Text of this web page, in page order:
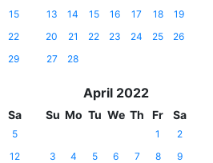
15
22
29
13
14 15 16 17 18
19
20
21 22 23 24 25
26
27
28
Sa
5
12
April 2022
Su Mo Tu We Th Fr Sa
1
2
3
4 5 6 7 8
9